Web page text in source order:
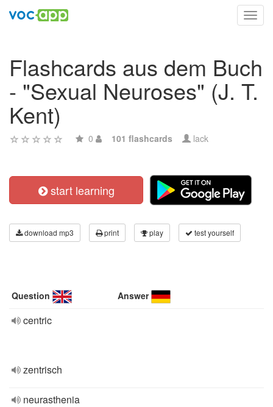
Flashcards aus dem Buch
- "Sexual Neuroses" (J. T.
Kent)
0 101 flashcards lack
start learning
download mp3 print play test yourself
Question Answer
centric
zentrisch
neurasthenia